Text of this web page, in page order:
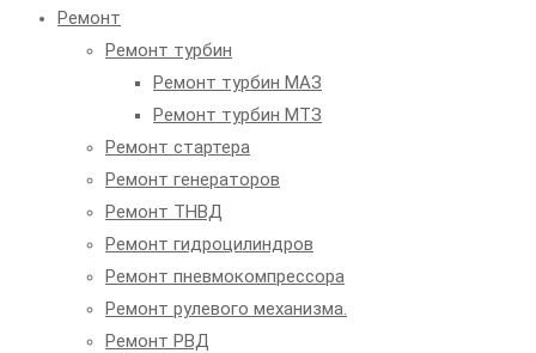
Ремонт
Ремонт турбин
Ремонт турбин МАЗ
Ремонт турбин МТЗ
Ремонт стартера
Ремонт генераторов
Ремонт ТНВД
Ремонт гидроцилиндров
Ремонт пневмокомпрессора
Ремонт рулевого механизма.
Ремонт РВД